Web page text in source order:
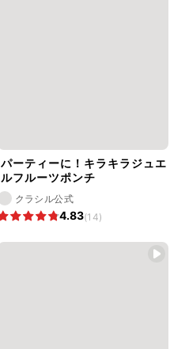
パーティーに！キラキラジュエ
ルフルーツポンチ
クラシル公式
4.83(14)